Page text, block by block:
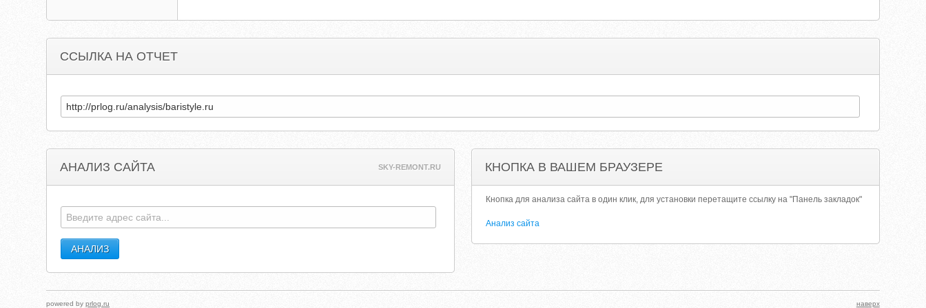
ССЫЛКА НА ОТЧЕТ
АНАЛИЗ САЙТА SKY-REMONT.RU КНОПКА В ВАШЕМ БРАУЗЕРЕ
Кнопка для анализа сайта в один клик, для установки перетащите ссылку на "Панель закладок"
Анализ сайта
powered byprlog.ru наверх